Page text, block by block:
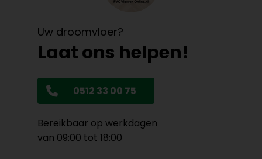
Uw droomvloer?
Laat ons helpen!
0512 33 00 75
Bereikbaar op werkdagen
van 09:00 tot 18:00